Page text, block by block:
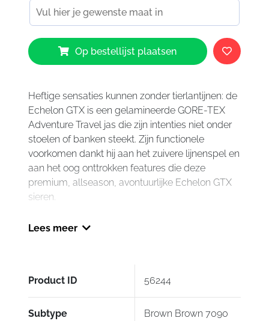
Revit
Echelon
GTX
Brown
Brown
7090
aantal
Op bestellijst plaatsen
Heftige sensaties kunnen zonder tierlantijnen: de
Echelon GTX is een gelamineerde GORE-TEX
Adventure Travel jas die zijn intenties niet onder
stoelen of banken steekt. Zijn functionele
voorkomen dankt hij aan het zuivere lijnenspel en
aan het oog onttrokken features die deze
premium, allseason, avontuurlijke Echelon GTX
sieren.
is gemaakt om op te vertrouwen, Zijn stoere,
een bijzonder complete uitrusting. Allereerst kent
deze jas een gelamineerde GORE-TEX
ademende eigenschappen kunnen worden
Lees meer
Product ID 56244
Subtype Brown Brown 7090